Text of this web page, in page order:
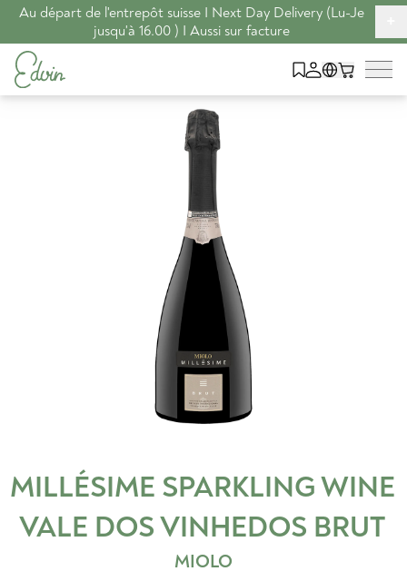
Au départ de l'entrepôt suisse I Next Day Delivery (Lu-Je
jusqu'à 16.00 ) I Aussi sur facture
MILLÉSIME SPARKLING WINE
VALE DOS VINHEDOS BRUT
MIOLO